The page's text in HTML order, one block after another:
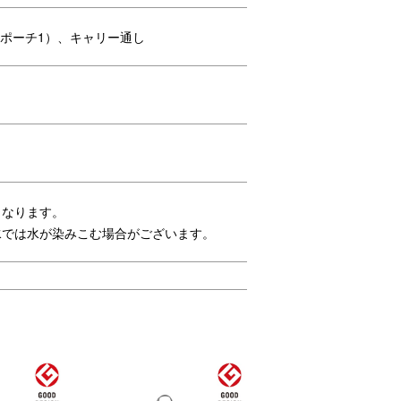
体
フ
フロントのファスナーポケットは、ス
マートフォンなどすぐに取り出したい
しても使える便利な着脱式ポーチ。
ーチ1）、キャリー通し
ります。
は水が染みこむ場合がございます。